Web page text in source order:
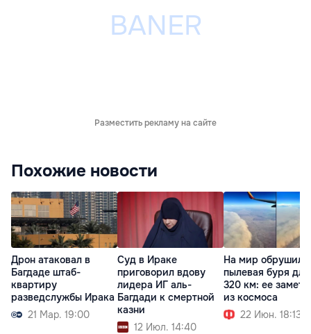
Разместить рекламу на сайте
Похожие новости
Дрон атаковал в
Багдаде штаб-
квартиру
разведслужбы Ирака
21 Мар. 19:00
Суд в Ираке
приговорил вдову
лидера ИГ аль-
Багдади к смертной
казни
12 Июл. 14:40
На мир
пылевая буря
320 км: ее
из космоса
22 Июн. 18:13